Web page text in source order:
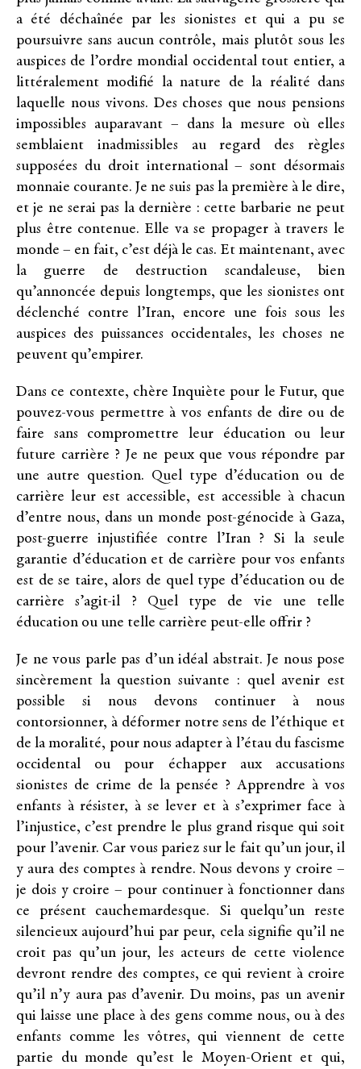
a été déchaînée par les sionistes et qui a pu se
poursuivre sans aucun contrôle, mais plutôt sous les
auspices de l’ordre mondial occidental tout entier, a
littéralement modifié la nature de la réalité dans
laquelle nous vivons. Des choses que nous pensions
impossibles auparavant – dans la mesure où elles
semblaient inadmissibles au regard des règles
supposées du droit international – sont désormais
monnaie courante. Je ne suis pas la première à le dire,
et je ne serai pas la dernière : cette barbarie ne peut
plus être contenue. Elle va se propager à travers le
monde – en fait, c’est déjà le cas. Et maintenant, avec
la guerre de destruction scandaleuse, bien
qu’annoncée depuis longtemps, que les sionistes ont
déclenché contre l’Iran, encore une fois sous les
auspices des puissances occidentales, les choses ne
peuvent qu’empirer.
Dans ce contexte, chère Inquiète pour le Futur, que
pouvez-vous permettre à vos enfants de dire ou de
faire sans compromettre leur éducation ou leur
future carrière ? Je ne peux que vous répondre par
une autre question. Quel type d’éducation ou de
carrière leur est accessible, est accessible à chacun
d’entre nous, dans un monde post-génocide à Gaza,
post-guerre injustifiée contre l’Iran ? Si la seule
garantie d’éducation et de carrière pour vos enfants
est de se taire, alors de quel type d’éducation ou de
carrière s’agit-il ? Quel type de vie une telle
éducation ou une telle carrière peut-elle offrir ?
Je ne vous parle pas d’un idéal abstrait. Je nous pose
sincèrement la question suivante : quel avenir est
possible si nous devons continuer à nous
contorsionner, à déformer notre sens de l’éthique et
de la moralité, pour nous adapter à l’étau du fascisme
occidental ou pour échapper aux accusations
sionistes de crime de la pensée ? Apprendre à vos
enfants à résister, à se lever et à s’exprimer face à
l’injustice, c’est prendre le plus grand risque qui soit
pour l’avenir. Car vous pariez sur le fait qu’un jour, il
y aura des comptes à rendre. Nous devons y croire –
je dois y croire – pour continuer à fonctionner dans
ce présent cauchemardesque. Si quelqu’un reste
silencieux aujourd’hui par peur, cela signifie qu’il ne
croit pas qu’un jour, les acteurs de cette violence
devront rendre des comptes, ce qui revient à croire
qu’il n’y aura pas d’avenir. Du moins, pas un avenir
qui laisse une place à des gens comme nous, ou à des
enfants comme les vôtres, qui viennent de cette
partie du monde qu’est le Moyen-Orient et qui,